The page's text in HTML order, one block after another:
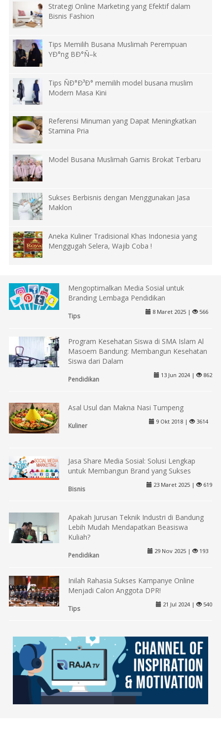
Strategi Online Marketing yang Efektif dalam
Bisnis Fashion
Tips Memilih Busana Muslimah Perempuan
YÐ°ng BÐ°Ñ–k
Tips ÑÐ°Ð³Ð° memilih model busana muslim
Modern Masa Kini
Referensi Minuman yang Dapat Meningkatkan
Stamina Pria
Model Busana Muslimah Gamis Brokat Terbaru
Sukses Berbisnis dengan Menggunakan Jasa
Maklon
Aneka Kuliner Tradisional Khas Indonesia yang
Menggugah Selera, Wajib Coba !
Mengoptimalkan Media Sosial untuk
Branding Lembaga Pendidikan
Tips
8 Maret 2025 | 566
Program Kesehatan Siswa di SMA Islam Al
Masoem Bandung: Membangun Kesehatan
Siswa dari Dalam
Pendidikan
13 Jun 2024 | 862
Asal Usul dan Makna Nasi Tumpeng
Kuliner
9 Okt 2018 | 3614
Jasa Share Media Sosial: Solusi Lengkap
untuk Membangun Brand yang Sukses
Bisnis
23 Maret 2025 | 619
Apakah Jurusan Teknik Industri di Bandung
Lebih Mudah Mendapatkan Beasiswa
Kuliah?
Pendidikan
29 Nov 2025 | 193
Inilah Rahasia Sukses Kampanye Online
Menjadi Calon Anggota DPR!
Tips
21 Jul 2024 | 540